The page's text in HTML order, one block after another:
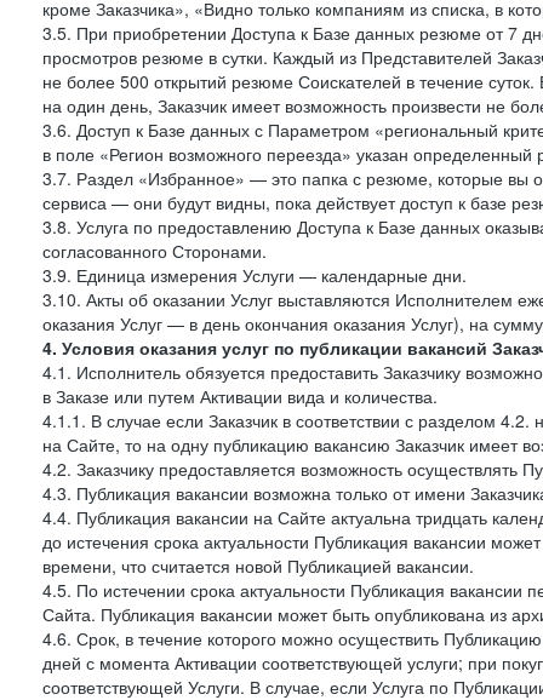
кроме Заказчика», «Видно только компаниям из списка, в
3.5. При приобретении Доступа к Базе данных резюме от 7
просмотров резюме в сутки. Каждый из Представителей
не более 500 открытий резюме Соискателей в течение
на один день, Заказчик имеет возможность произвести не
3.6. Доступ к Базе данных с Параметром «региональный
в поле «Регион возможного переезда» указан определенный
3.7. Раздел «Избранное» — это папка с резюме, которые вы
сервиса — они будут видны, пока действует доступ к базе
3.8. Услуга по предоставлению Доступа к Базе данных
согласованного Сторонами.
3.9. Единица измерения Услуги — календарные дни.
3.10. Акты об оказании Услуг выставляются Исполнителем
оказания Услуг — в день окончания оказания Услуг), на
4. Условия оказания услуг по публикации вакансий
4.1. Исполнитель обязуется предоставить Заказчику
в Заказе или путем Активации вида и количества.
4.1.1. В случае если Заказчик в соответствии с разделом
на Сайте, то на одну публикацию вакансию Заказчик имеет
4.2. Заказчику предоставляется возможность осуществлять
4.3. Публикация вакансии возможна только от имени
4.4. Публикация вакансии на Сайте актуальна тридцать
до истечения срока актуальности Публикация вакансии
времени, что считается новой Публикацией вакансии.
4.5. По истечении срока актуальности Публикация
Сайта. Публикация вакансии может быть опубликована из
4.6. Срок, в течение которого можно осуществить
дней с момента Активации соответствующей услуги; при
соответствующей Услуги. В случае, если Услуга по